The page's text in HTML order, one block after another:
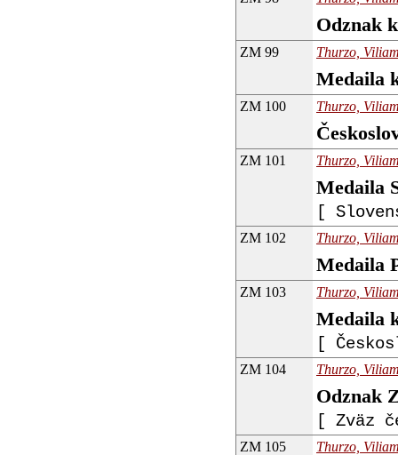
Odznak
ZM 99 Thurzo,
Medaila
ZM 100 Thurzo,
ZM 101 Thurzo,
Medaila
[
ZM 102 Thurzo,
Medaila
ZM 103 Thurzo,
Medaila
[
ZM 104 Thurzo,
Odznak
[ Zväz
ZM 105 Thurzo,